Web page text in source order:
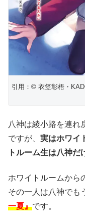
引用：© 衣笠彰梧・
八神は綾小路を連れ
ですが、 実はホワイ
トルーム生は八神だ
ホワイトルームから
その一人は八神でも
一夏』です。